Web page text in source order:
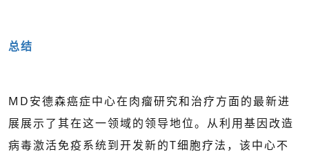
总结
MD安德森癌症中心在肉瘤研究和治疗方面的最新进
展展示了其在这一领域的领导地位。从利用基因改造
病毒激活免疫系统到开发新的T细胞疗法，该中心不